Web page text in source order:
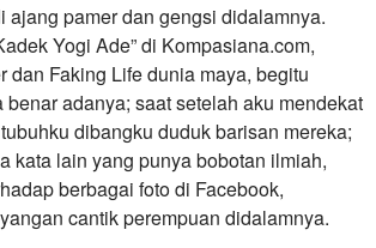
ajang pamer dan gengsi didalamnya.
Yogi Ade” di Kompasiana.com,
dan Faking Life dunia maya, begitu
benar adanya; saat setelah aku mendekat
dibangku duduk barisan mereka;
kata lain yang punya bobotan ilmiah,
berbagai foto di Facebook,
cantik perempuan didalamnya.